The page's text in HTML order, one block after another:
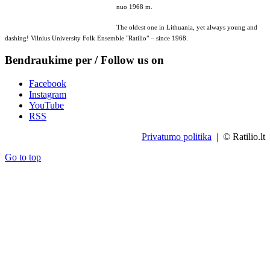
nuo 1968 m.
The oldest one in Lithuania, yet always young and
dashing! Vilnius University Folk Ensemble "Ratilio" – since 1968.
Bendraukime per / Follow us on
Facebook
Instagram
YouTube
RSS
Privatumo politika | © Ratilio.lt
Go to top